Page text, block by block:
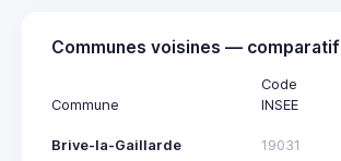
Communes voisines — comparatif
Commune
Code
INSEE
Brive-la-Gaillarde 19031